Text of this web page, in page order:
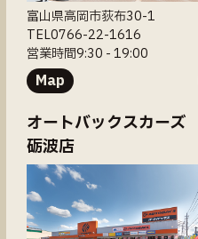
富山県高岡市荻布30-1
TEL0766-22-1616
営業時間9:30 - 19:00
Map
オートバックスカーズ
砺波店